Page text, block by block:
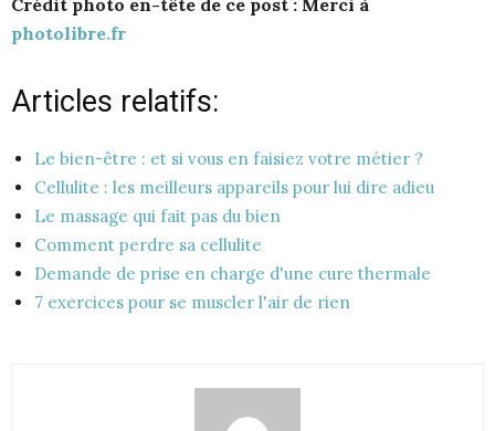
Crédit photo en-tête de ce post : Merci à
photolibre.fr
Articles relatifs:
Le bien-être : et si vous en faisiez votre métier ?
Cellulite : les meilleurs appareils pour lui dire adieu
Le massage qui fait pas du bien
Comment perdre sa cellulite
Demande de prise en charge d'une cure thermale
7 exercices pour se muscler l'air de rien